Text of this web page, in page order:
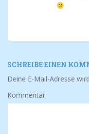
SCHREIBE EINEN
Deine E-Mail-Adresse
Kommentar